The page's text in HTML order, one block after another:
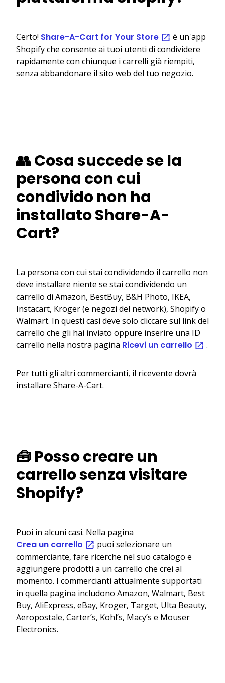
Certo! Share-A-Cart for Your Store
è un'app
Shopify che consente ai tuoi utenti di condividere
rapidamente con chiunque i carrelli già riempiti,
senza abbandonare il sito web del tuo negozio.
👥 Cosa succede se la
persona con cui
condivido non ha
installato Share-A-
Cart?
La persona con cui stai condividendo il carrello non
deve installare niente se stai condividendo un
carrello di Amazon, BestBuy, B&H Photo, IKEA,
Instacart, Kroger (e negozi del network), Shopify o
Walmart. In questi casi deve solo cliccare sul link del
carrello che gli hai inviato oppure inserire una ID
carrello nella nostra pagina Ricevi un carrello .
Per tutti gli altri commercianti, il ricevente dovrà
installare Share-A-Cart.
🧰 Posso creare un
carrello senza visitare
Shopify?
Puoi in alcuni casi. Nella pagina
Crea un carrello
puoi selezionare un
commerciante, fare ricerche nel suo catalogo e
aggiungere prodotti a un carrello che crei al
momento. I commercianti attualmente supportati
in quella pagina includono Amazon, Walmart, Best
Buy, AliExpress, eBay, Kroger, Target, Ulta Beauty,
Aeropostale, Carter’s, Kohl’s, Macy’s e Mouser
Electronics.